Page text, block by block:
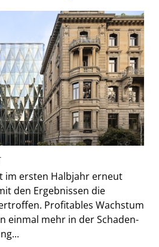
im ersten Halbjahr erneut
den Ergebnissen die
Profitables Wachstum
einmal mehr in der Schaden-